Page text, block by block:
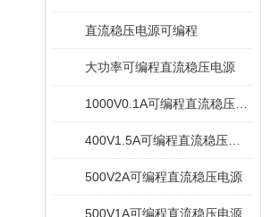
直流稳压电源可编程
大功率可编程直流稳压电源
500V2A可编程直流稳压电源
500V1A可编程直流稳压电源